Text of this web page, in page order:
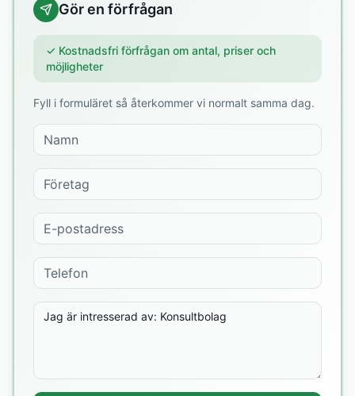
Gör en förfrågan
✓ Kostnadsfri förfrågan om antal, priser och
möjligheter
Fyll i formuläret så återkommer vi normalt samma dag.